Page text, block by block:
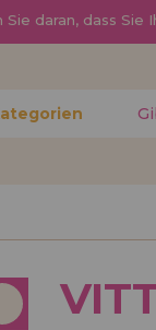
Sie daran, dass